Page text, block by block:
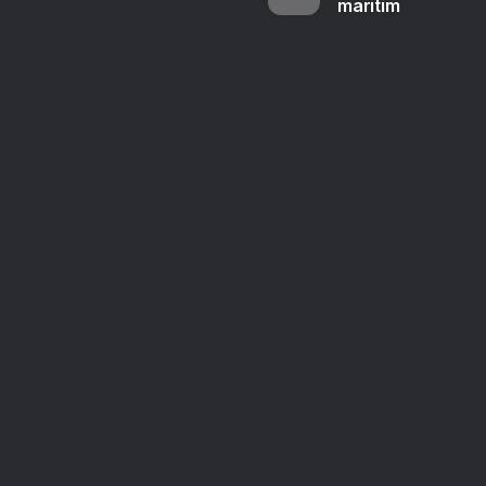
maritim